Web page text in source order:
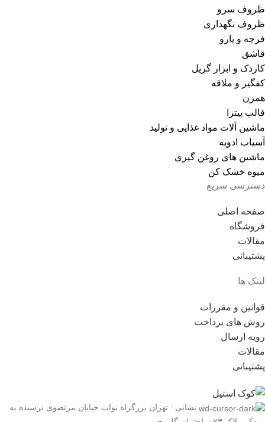
ظروف سرو
ظروف نگهداری
فرچه و پارو
قاشق
کاردک و ابزار گریل
کفگیر و ملاقه
همزن
قالب پیتزا
ماشین آلات مواد غذایی و تولید
آسیاب ادویه
ماشین های روغن گیری
میوه خشک کن
دسترسی سریع
صفحه اصلی
فروشگاه
مقالات
پشتیبانی
لینک ها
قوانین و مقررات
روش های پرداخت
رویه ارسال
مقالات
پشتیبانی
نشانی : تهران بزرگراه نواب خیابان مرتضوی نرسیده به